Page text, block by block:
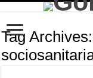
Tag Archives: